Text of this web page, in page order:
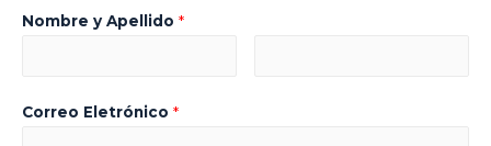
Nombre y Apellido *
Correo Eletrónico *